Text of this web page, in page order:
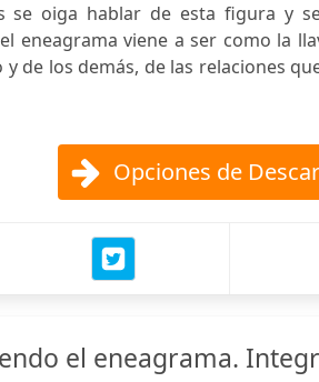
se oiga hablar de esta figura y
eneagrama viene a ser como la
de los demás, de las relaciones
Opciones de
el eneagrama.